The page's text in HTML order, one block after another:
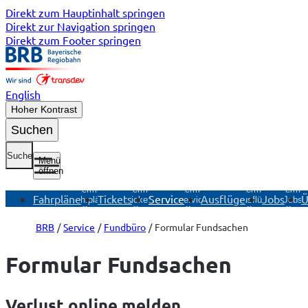
Direkt zum Hauptinhalt springen
Direkt zur Navigation springen
Direkt zum Footer springen
English
Hoher Kontrast
Suchen
Suche
Menü
öffnen
Fahrpläne
Untermenü
Fahrpläne
öffnen
Tickets
Untermenü
Tickets
öffnen
Service
Untermenü
Service
öffnen
Ausflüge
Untermenü
Ausflüge
öffnen
JobsJobs
öffnen
BRB Service Fundbüro Formular Fundsachen
Formular Fundsachen